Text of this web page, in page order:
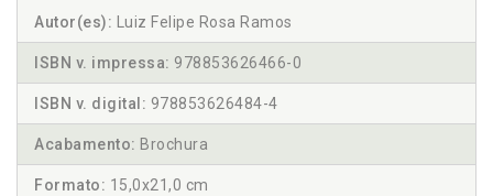
Autor(es): Luiz Felipe Rosa Ramos
ISBN v. impressa: 978853626466-0
ISBN v. digital: 978853626484-4
Acabamento: Brochura
Formato: 15,0x21,0 cm